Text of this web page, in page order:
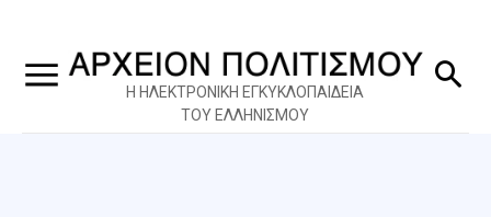
Η ΗΛΕΚΤΡΟΝΙΚΗ ΕΓΚΥΚΛΟΠΑΙΔΕΙΑ
ΤΟΥ ΕΛΛΗΝΙΣΜΟΥ